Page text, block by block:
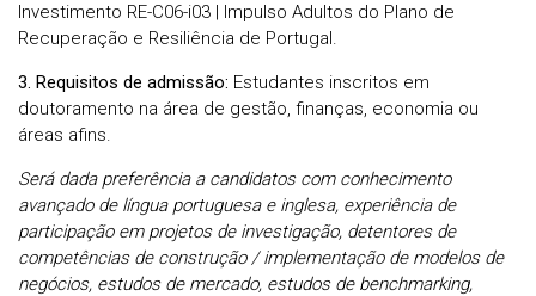
Investimento RE-C06-i03 | Impulso Adultos do Plano de
Recuperação e Resiliência de Portugal.
3. Requisitos de admissão: Estudantes inscritos em
doutoramento na área de gestão, finanças, economia ou
áreas afins.
Será dada preferência a candidatos com conhecimento
avançado de língua portuguesa e inglesa, experiência de
participação em projetos de investigação, detentores de
competências de construção / implementação de modelos de
negócios, estudos de mercado, estudos de benchmarking,